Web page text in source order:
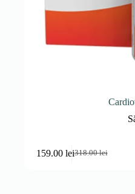
318.00lei
Prețul
159.00 leiPrețul